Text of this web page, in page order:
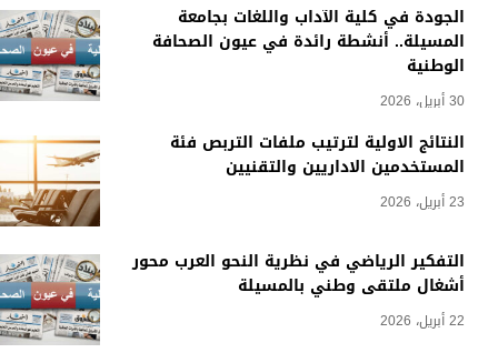
الجودة في كلية الآداب واللغات بجامعة
المسيلة.. أنشطة رائدة في عيون الصحافة
الوطنية
30 أبريل، 2026
النتائج الاولية لترتيب ملفات التربص فئة
المستخدمين الاداريين والتقنيين
23 أبريل، 2026
التفكير الرياضي في نظرية النحو العرب محور
أشغال ملتقى وطني بالمسيلة
22 أبريل، 2026